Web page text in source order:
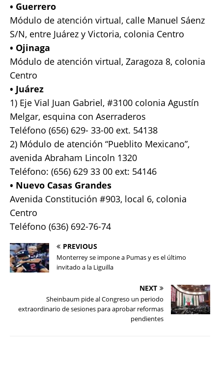
• Guerrero
Módulo de atención virtual, calle Manuel Sáenz
S/N, entre Juárez y Victoria, colonia Centro
• Ojinaga
Módulo de atención virtual, Zaragoza 8, colonia
Centro
• Juárez
1) Eje Vial Juan Gabriel, #3100 colonia Agustín
Melgar, esquina con Aserraderos
Teléfono (656) 629- 33-00 ext. 54138
2) Módulo de atención “Pueblito Mexicano”,
avenida Abraham Lincoln 1320
Teléfono: (656) 629 33 00 ext: 54146
• Nuevo Casas Grandes
Avenida Constitución #903, local 6, colonia
Centro
Teléfono (636) 692-76-74
PREVIOUS
Monterrey se impone a Pumas y es el último
invitado a la Liguilla
NEXT
Sheinbaum pide al Congreso un periodo
extraordinario de sesiones para aprobar reformas
pendientes